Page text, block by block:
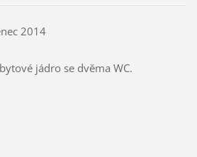
2014
jádro se dvěma WC.